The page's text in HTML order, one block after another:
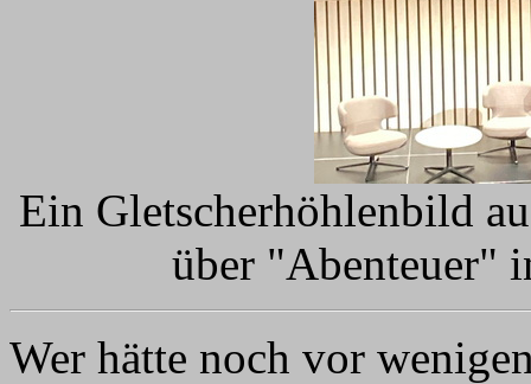
Ein Gletscherhöhlenbild
über "Abenteuer"
Wer hätte noch vor